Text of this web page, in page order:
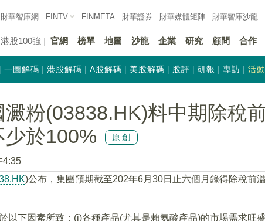
財華智庫網 FINTV FINMETA 財華證券 財華媒體矩陣 財華智庫沙龍
港股100強 官網 榜單 地圖 沙龍 企業 研究 顧問 合作
一圖解碼 港股解碼 A股解碼 美股解碼 股評 研報 專訪 活動
澱粉(03838.HK)料中期除稅
於100%
原創
4:35
)公布，集團預期截至202年6月30日止六個月錄得除稅前
以下因素所致：(i)各種產品(尤其是賴氨酸產品)的市場需求旺